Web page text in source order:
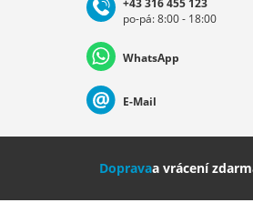
Deutschland Österreich
Nederland Italia (Italiano)
+43 316 455 123
po-pá: 8:00 - 18:00
WhatsApp
E-Mail
Dopravaa vrácení